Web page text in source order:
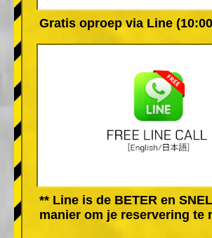
Gratis oproep via Line
** Line is de BETER en
manier om je reservering te